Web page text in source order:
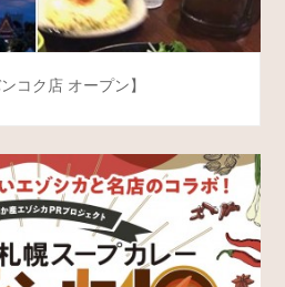
コク店 オープン】